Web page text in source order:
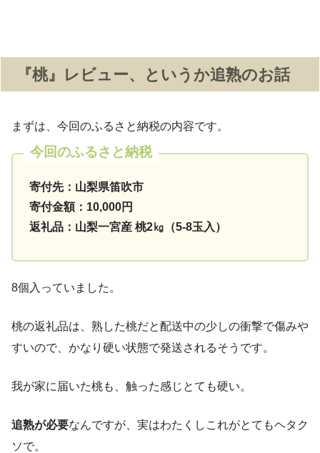
『桃』レビュー、というか追熟のお話
まずは、今回のふるさと納税の内容です。
今回のふるさと納税
寄付先：山梨県笛吹市
寄付金額：10,000円
返礼品：山梨一宮産 桃2㎏（5-8玉入）
8個入っていました。
桃の返礼品は、熟した桃だと配送中の少しの衝撃で傷みや
すいので、かなり硬い状態で発送されるそうです。
我が家に届いた桃も、触った感じとても硬い。
追熟が必要なんですが、実はわたくしこれがとてもヘタク
ソで。